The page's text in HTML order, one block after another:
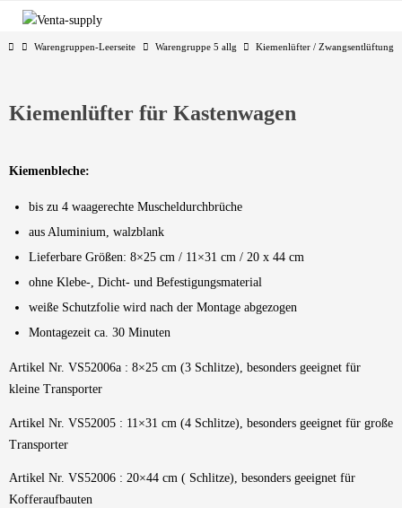
Zum
springen
StartWarengruppen-Leerseite Warengruppe 5 allg Kiemenlüfter / Zwangsentlüftung
Kiemenlüfter für Kastenwagen
Kiemenbleche:
bis zu 4 waagerechte Muscheldurchbrüche
aus Aluminium, walzblank
Lieferbare Größen: 8×25 cm / 11×31 cm / 20 x 44 cm
ohne Klebe-, Dicht- und Befestigungsmaterial
weiße Schutzfolie wird nach der Montage abgezogen
Montagezeit ca. 30 Minuten
Artikel Nr. VS52006a : 8×25 cm (3 Schlitze), besonders geeignet für
kleine Transporter
Artikel Nr. VS52005 : 11×31 cm (4 Schlitze), besonders geeignet für große
Transporter
Artikel Nr. VS52006 : 20×44 cm ( Schlitze), besonders geeignet für
Kofferaufbauten